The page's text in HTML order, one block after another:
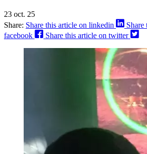
23 oct. 25
Share: Share this article on linkedin
Share
facebook
Share this article on twitter